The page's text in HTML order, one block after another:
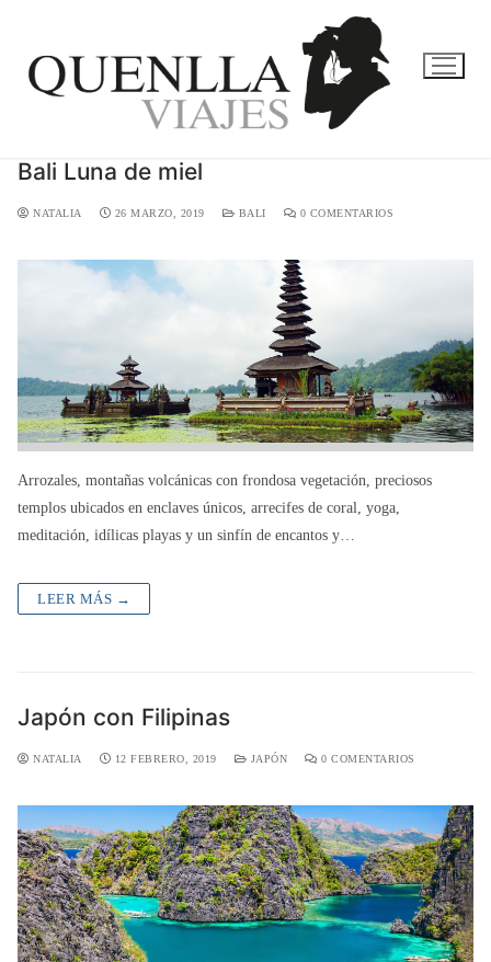
Bali Luna de miel
NATALIA 26 MARZO, 2019 BALI 0 COMENTARIOS
Arrozales, montañas volcánicas con frondosa vegetación, preciosos
templos ubicados en enclaves únicos, arrecifes de coral, yoga,
meditación, idílicas playas y un sinfín de encantos y…
LEER MÁS →
Japón con Filipinas
NATALIA 12 FEBRERO, 2019 JAPÓN 0 COMENTARIOS